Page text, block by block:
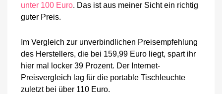
Euro
unter 100 Euro. Das ist aus meiner Sicht ein richtig
guter Preis.
Im Vergleich zur unverbindlichen Preisempfehlung
des Herstellers, die bei 159,99 Euro liegt, spart ihr
hier mal locker 39 Prozent. Der Internet-
Preisvergleich lag für die portable Tischleuchte
zuletzt bei über 110 Euro.